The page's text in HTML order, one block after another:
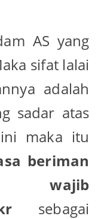
AS yang
sifat lalai
adalah
sadar atas
maka itu
beriman
wajib
sebagai